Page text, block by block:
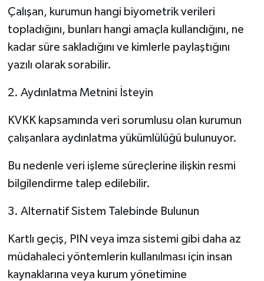
Çalışan, kurumun hangi biyometrik verileri
topladığını, bunları hangi amaçla kullandığını, ne
kadar süre sakladığını ve kimlerle paylaştığını
yazılı olarak sorabilir.
2. Aydınlatma Metnini İsteyin
KVKK kapsamında veri sorumlusu olan kurumun
çalışanlara aydınlatma yükümlülüğü bulunuyor.
Bu nedenle veri işleme süreçlerine ilişkin resmi
bilgilendirme talep edilebilir.
3. Alternatif Sistem Talebinde Bulunun
Kartlı geçiş, PIN veya imza sistemi gibi daha az
müdahaleci yöntemlerin kullanılması için insan
kaynaklarına veya kurum yönetimine